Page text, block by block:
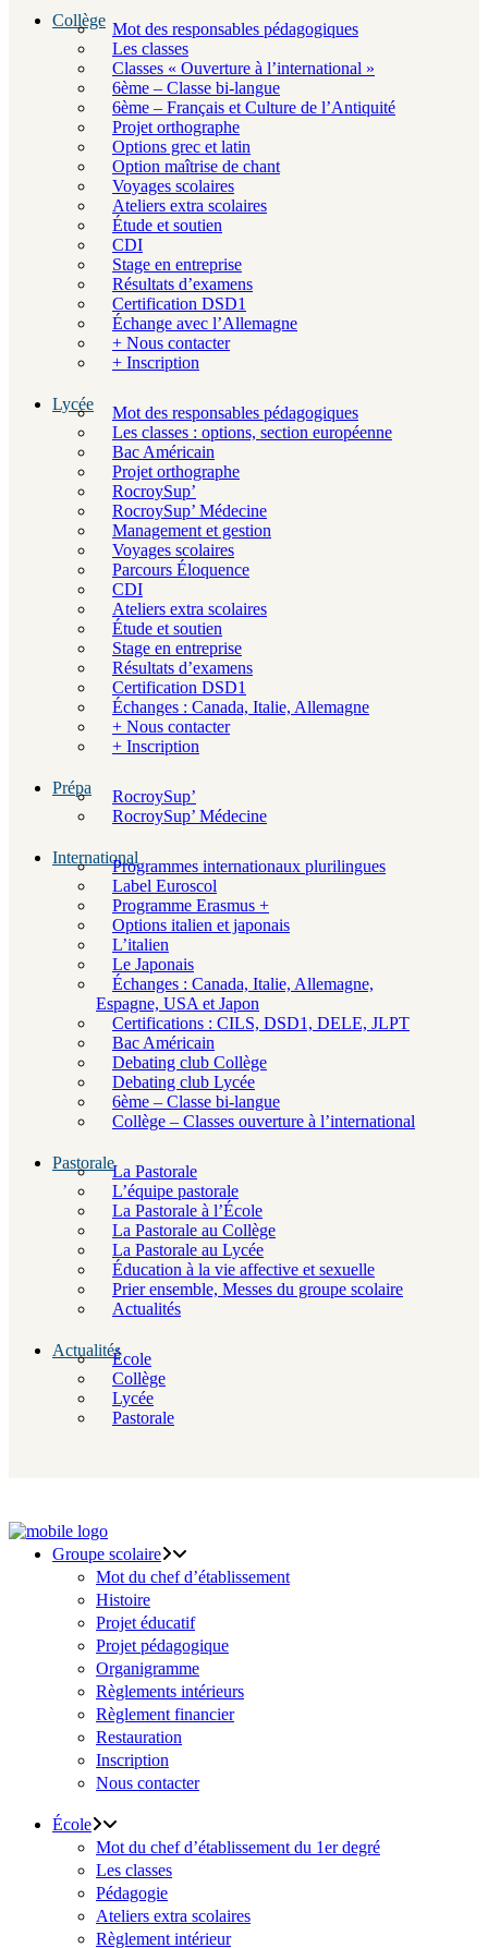
Collège Mot des responsables pédagogiques
Les classes
Classes « Ouverture à l’international »
6ème – Classe bi-langue
6ème – Français et Culture de l’Antiquité
Projet orthographe
Options grec et latin
Option maîtrise de chant
Voyages scolaires
Ateliers extra scolaires
Étude et soutien
CDI
Stage en entreprise
Résultats d’examens
Certification DSD1
Échange avec l’Allemagne
+ Nous contacter
+ Inscription
Lycée
Mot des responsables pédagogiques
Les classes : options, section européenne
Bac Américain
Projet orthographe
RocroySup’
RocroySup’ Médecine
Management et gestion
Voyages scolaires
Parcours Éloquence
CDI
Ateliers extra scolaires
Étude et soutien
Stage en entreprise
Résultats d’examens
Certification DSD1
Échanges : Canada, Italie, Allemagne
+ Nous contacter
+ Inscription
Prépa
RocroySup’
RocroySup’ Médecine
InternationalProgrammes internationaux plurilingues
Label Euroscol
Programme Erasmus +
Options italien et japonais
L’italien
Le Japonais
Échanges : Canada, Italie, Allemagne,
Espagne, USA et Japon
Certifications : CILS, DSD1, DELE, JLPT
Bac Américain
Debating club Collège
Debating club Lycée
6ème – Classe bi-langue
Collège – Classes ouverture à l’international
PastoraleLa Pastorale
L’équipe pastorale
La Pastorale à l’École
La Pastorale au Collège
La Pastorale au Lycée
Éducation à la vie affective et sexuelle
Prier ensemble, Messes du groupe scolaire
Actualités
ActualitésÉcole
Collège
Lycée
Pastorale
Groupe scolaire
Mot du chef d’établissement
Histoire
Projet éducatif
Projet pédagogique
Organigramme
Règlements intérieurs
Règlement financier
Restauration
Inscription
Nous contacter
École
Mot du chef d’établissement du 1er degré
Les classes
Pédagogie
Ateliers extra scolaires
Règlement intérieur